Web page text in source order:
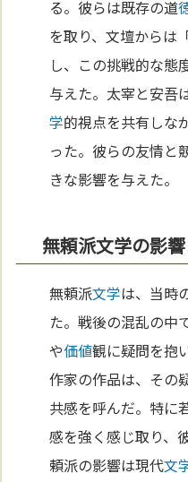
る。彼らは既存の道
を取り、文壇からは
し、この挑戦的な態
与えた。太宰と安吾
学的視点を共有しな
った。彼らの友情と
きな影響を与えた。
無頼派文学の影
無頼派文学は、当時
た。戦後の混乱の中
や価値観に疑問を抱
作家の作品は、その
共感を呼んだ。特に
感を強く感じ取り、
頼派の影響は現代文